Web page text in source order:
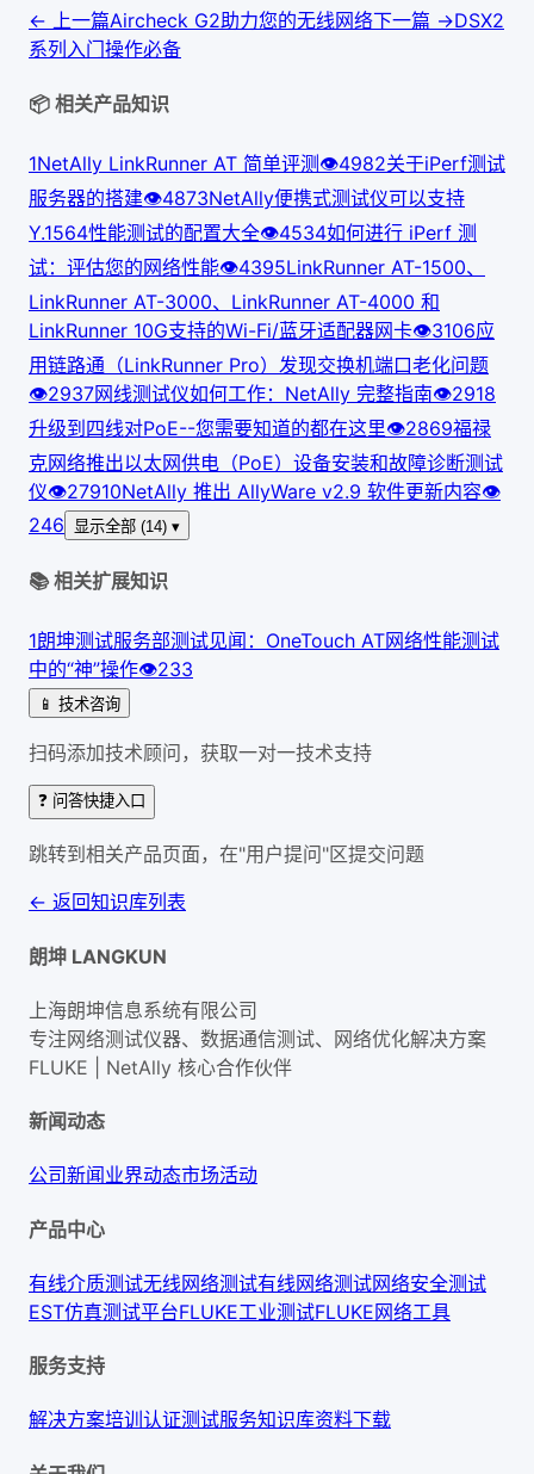
← 上一篇Aircheck G2助力您的无线网络下一篇 →DSX2
系列入门操作必备
📦 相关产品知识
1NetAlly LinkRunner AT 简单评测👁4982关于iPerf测试
服务器的搭建👁4873NetAlly便携式测试仪可以支持
Y.1564性能测试的配置大全👁4534如何进行 iPerf 测
试：评估您的网络性能👁4395LinkRunner AT-1500、
LinkRunner AT-3000、LinkRunner AT-4000 和
LinkRunner 10G支持的Wi-Fi/蓝牙适配器网卡👁3106应
用链路通（LinkRunner Pro）发现交换机端口老化问题
👁2937网线测试仪如何工作：NetAlly 完整指南👁2918
升级到四线对PoE--您需要知道的都在这里👁2869福禄
克网络推出以太网供电（PoE）设备安装和故障诊断测试
仪👁27910NetAlly 推出 AllyWare v2.9 软件更新内容👁
246
显示全部 (14) ▾
📚 相关扩展知识
1朗坤测试服务部测试见闻：OneTouch AT网络性能测试
中的“神”操作👁233
📱 技术咨询
扫码添加技术顾问，获取一对一技术支持
❓ 问答快捷入口
跳转到相关产品页面，在"用户提问"区提交问题
← 返回知识库列表
朗坤 LANGKUN
上海朗坤信息系统有限公司
专注网络测试仪器、数据通信测试、网络优化解决方案
FLUKE | NetAlly 核心合作伙伴
新闻动态
公司新闻业界动态市场活动
产品中心
有线介质测试无线网络测试有线网络测试网络安全测试
EST仿真测试平台FLUKE工业测试FLUKE网络工具
服务支持
解决方案培训认证测试服务知识库资料下载